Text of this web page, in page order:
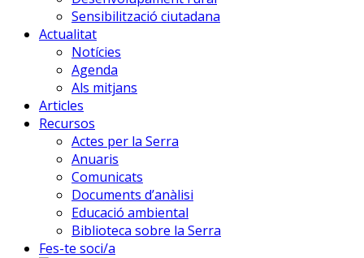
Sensibilització ciutadana
Actualitat
Notícies
Agenda
Als mitjans
Articles
Recursos
Actes per la Serra
Anuaris
Comunicats
Documents d’anàlisi
Educació ambiental
Biblioteca sobre la Serra
Fes-te soci/a